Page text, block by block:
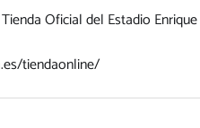
Oficial del Estadio
tiendaonline/